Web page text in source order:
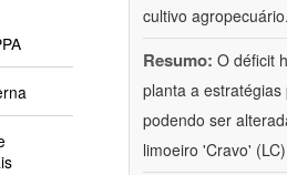
cultivo agropecuário.
Resumo: O déficit
planta a
podendo ser
limoeiro 'Cravo'